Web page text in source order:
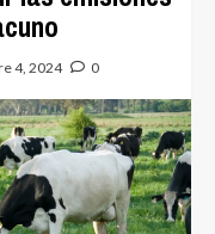
4, 2024 0